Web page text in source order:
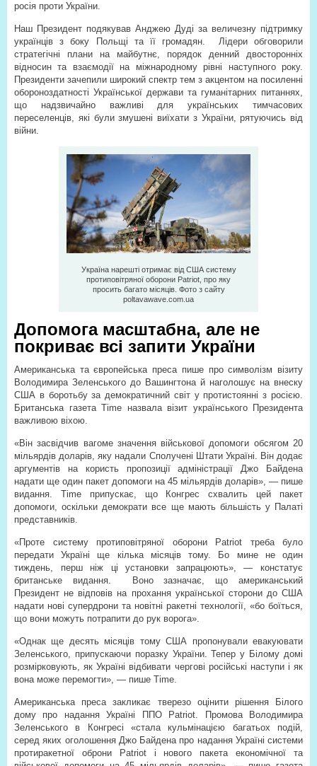
росія проти України.
Наш Президент подякував Анджею Дуді за величезну підтримку
українців з боку Польщі та її громадян. Лідери обговорили
стратегічні плани на майбутнє, порядок денний двосторонніх
відносин та взаємодії на міжнародному рівні наступного року.
Президенти зачепили широкий спектр тем з акцентом на посиленні
обороноздатності Української держави та гуманітарних питаннях,
що надзвичайно важливі для українських тимчасових
переселенців, які були змушені виїхати з України, рятуючись від
війни.
Україна нарешті отримає від США систему
протиповітряної оборони Patriot, про яку
просить багато місяців. Фото з сайту
poltavawave.com.ua
Допомога масштабна, але не
покриває всі запити України
Американська та європейська преса пише про символізм візиту
Володимира Зеленського до Вашингтона й наголошує на внеску
США в боротьбу за демократичний світ у протистоянні з росією.
Британська газета Time назвала візит українського Президента
важливою віхою.
«Він засвідчив вагоме значення військової допомоги обсягом 20
мільярдів доларів, яку надали Сполучені Штати Україні. Він додає
аргументів на користь пропозиції адміністрації Джо Байдена
надати ще один пакет допомоги на 45 мільярдів доларів», — пише
видання. Time припускає, що Конгрес схвалить цей пакет
допомоги, оскільки демократи все ще мають більшість у Палаті
представників.
«Проте систему протиповітряної оборони Patriot треба було
передати Україні ще кілька місяців тому. Бо мине не один
тиждень, перш ніж ці установки запрацюють», — констатує
британське видання.
Воно зазначає, що американський
Президент не відповів на прохання української сторони до США
надати нові супердрони та новітні ракетні технології, «бо боїться,
що вони можуть потрапити до рук ворога».
«Однак ще десять місяців тому США пропонували евакуювати
Зеленського, припускаючи поразку України. Тепер у Білому домі
розмірковують, як Україні відбивати чергові російські наступи і як
вона може перемогти», — пише Time.
Американська преса закликає тверезо оцінити рішення Білого
дому про надання Україні ППО Patriot. Промова Володимира
Зеленського в Конгресі «стала кульмінацією багатьох подій,
серед яких оголошення Джо Байдена про надання Україні системи
протиракетної оброни Patriot і нового пакета економічної та